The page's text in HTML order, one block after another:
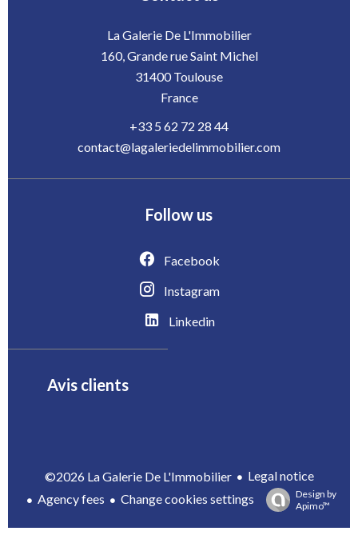
La Galerie De L'Immobilier
160, Grande rue Saint Michel
31400Toulouse
France
+33 5 62 72 28 44
contact@lagaleriedelimmobilier.com
Follow us
Facebook
Instagram
Linkedin
Avis clients
©2026 La Galerie De L'Immobilier
Legal notice
Agency fees
Change cookies settings
Design by
Apimo™